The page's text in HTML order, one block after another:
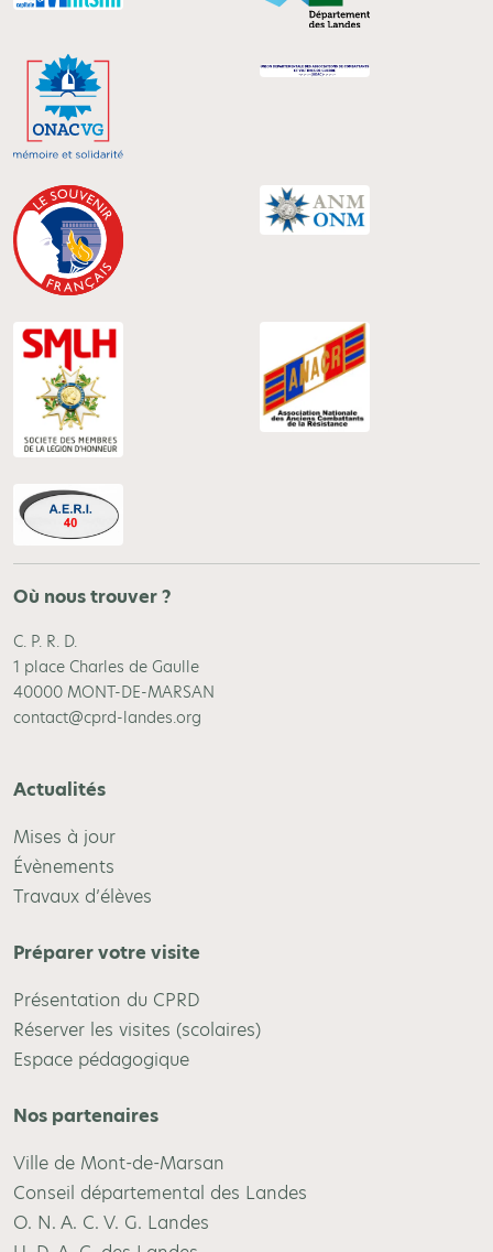
Où nous trouver ?
C. P. R. D.
1 place Charles de Gaulle
40000 MONT-DE-MARSAN
contact@cprd-landes.org
Actualités
Mises à jour
Évènements
Travaux d’élèves
Préparer votre visite
Présentation du CPRD
Réserver les visites (scolaires)
Espace pédagogique
Nos partenaires
Ville de Mont-de-Marsan
Conseil départemental des Landes
O. N. A. C. V. G. Landes